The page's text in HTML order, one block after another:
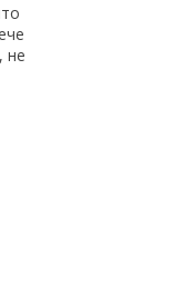
не